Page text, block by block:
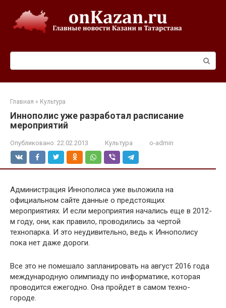
контенту
Главная » Культура
Иннополис уже разработал расписание
мероприятий
Опубликовано: 22.02.2013 Культура o-admin
Администрация Иннополиса уже выложила на
официальном сайте данные о предстоящих
мероприятиях. И если мероприятия начались еще в 2012-
м году, они, как правило, проводились за чертой
технопарка. И это неудивительно, ведь к Иннополису
пока нет даже дороги.
Все это не помешало запланировать на август 2016 года
международную олимпиаду по информатике, которая
проводится ежегодно. Она пройдет в самом техно-
городе.